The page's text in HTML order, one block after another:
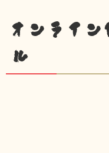
オンライ
ル